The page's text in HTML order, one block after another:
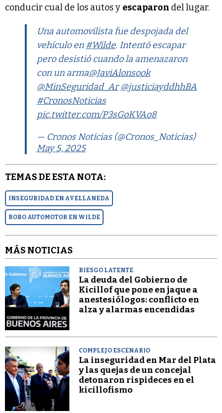
conducir cual de los autos y escaparon del lugar.
Una automovilista fue despojada del
vehículo en #Wilde. Intentó escapar
pero desistió cuando la amenazaron
con un arma@JaviAlonsook
@MinSeguridad_Ar @justiciayddhhBA
#CronosNoticias
pic.twitter.com/P3sGoKVAo8
— Cronos Noticias (@Cronos_Noticias)
May 5, 2025
TEMAS DE ESTA NOTA:
INSEGURIDAD EN AVELLANEDA
ROBO AUTOMOTOR EN WILDE
MÁS NOTICIAS
RIESGO LATENTE
La deuda del Gobierno de
Kicillof que pone en jaque a
anestesiólogos: conflicto en
alza y alarmas encendidas
COMPLEJO ESCENARIO
La inseguridad en Mar del Plata
y las quejas de un concejal
detonaron rispideces en el
kicillofismo